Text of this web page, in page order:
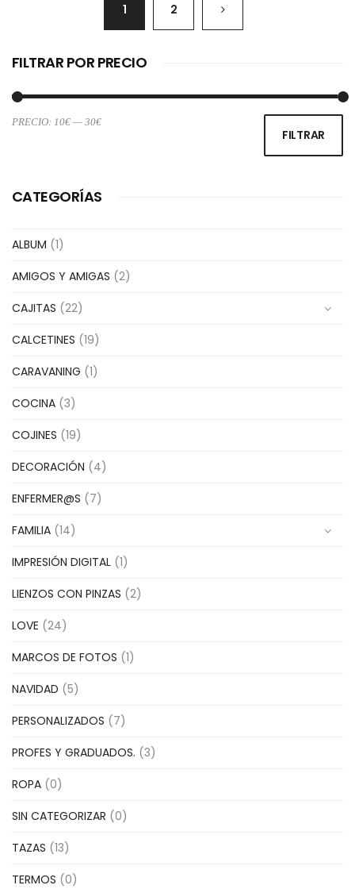
1 2
FILTRAR POR PRECIO
FILTRAR
PRECIO: 10€ — 30€
CATEGORÍAS
ALBUM (1)
AMIGOS Y AMIGAS (2)
CAJITAS (22)
CALCETINES (19)
CARAVANING (1)
COCINA (3)
COJINES (19)
DECORACIÓN (4)
ENFERMER@S (7)
FAMILIA (14)
IMPRESIÓN DIGITAL (1)
LIENZOS CON PINZAS (2)
LOVE (24)
MARCOS DE FOTOS (1)
NAVIDAD (5)
PERSONALIZADOS (7)
PROFES Y GRADUADOS. (3)
ROPA (0)
SIN CATEGORIZAR (0)
TAZAS (13)
TERMOS (0)